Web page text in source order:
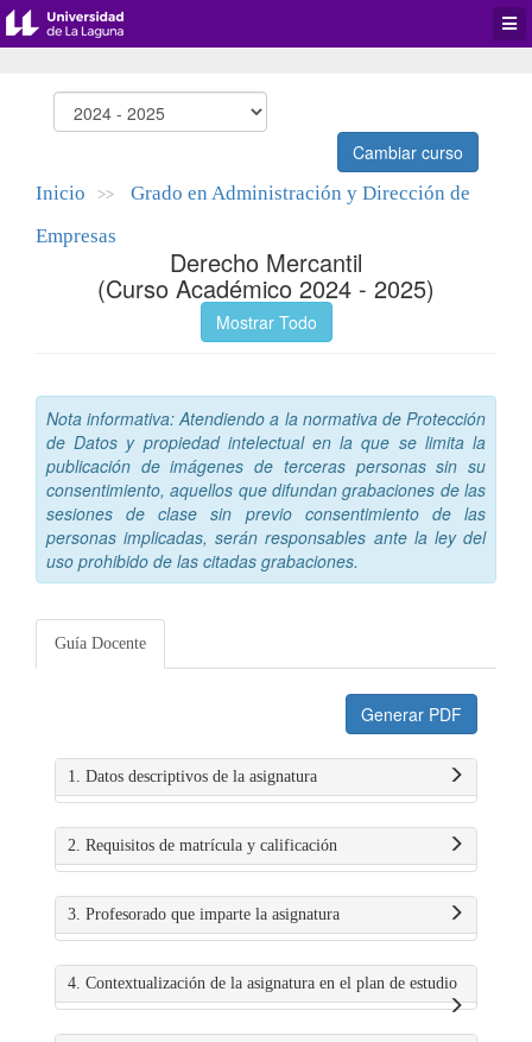
Cambiar curso
Inicio >>
Grado en Administración y Dirección de
Empresas
Derecho Mercantil
(Curso Académico 2024 - 2025)
Mostrar Todo
Nota informativa: Atendiendo a la normativa de Protección
de Datos y propiedad intelectual en la que se limita la
publicación de imágenes de terceras personas sin su
consentimiento, aquellos que difundan grabaciones de las
sesiones de clase sin previo consentimiento de las
personas implicadas, serán responsables ante la ley del
uso prohibido de las citadas grabaciones.
Guía Docente
Generar PDF
1. Datos descriptivos de la asignatura
2. Requisitos de matrícula y calificación
3. Profesorado que imparte la asignatura
4. Contextualización de la asignatura en el plan de estudio